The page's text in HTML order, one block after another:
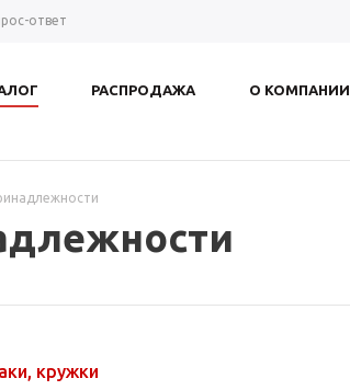
ответ
РАСПРОДАЖА О КОМПАНИИ
кружки